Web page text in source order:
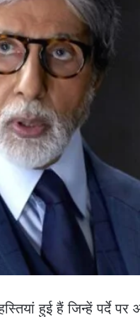
हुई हैं जिन्हें पर्दे